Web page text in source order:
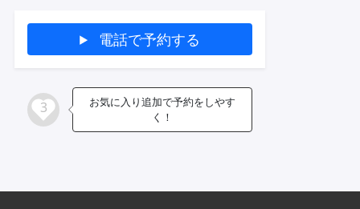
電話で予約する
3
お気に入り追加で予約をしやす
く！